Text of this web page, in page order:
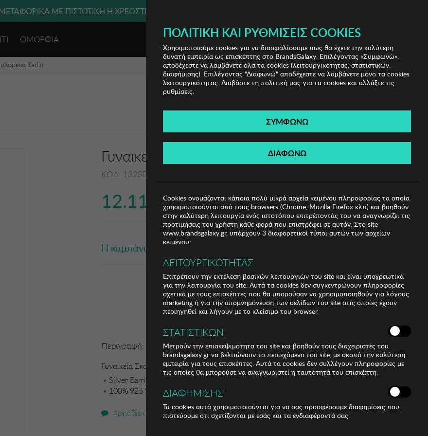
ΜΕ ΠΙΣΤΩΤΙΚΗ Ή ΧΡΕΩΣΤΙΚΗ ΚΑΡΤΑ, PAYPAL & IRIS!
ΟΜΟΡΦΙΑ (0)
Sadie
Γυναικεία Σκουλαρίκια Sadie
ΚΩΔ: 132SDE1561
12.11€
Η καμπάνια έχει λήξει
Περιγραφή:
Γυναικεία Σκουλαρίκια Sadie
Silver Earring
100% 925 STERLING SILVER Size: 10 mm
Χρειάζεστε βοήθεια;
ΠΟΛΙΤΙΚΉ ΚΑΙ ΡΥΘΜΊΣΕΙΣ COOKIES
Χρησιμοποιούμε cookies για να διασφαλίσουμε πως θα έχετε την καλύτερη
δυνατή εμπειρία ως επισκέπτης στο BrandsGalaxy. Επιλέγοντας «Συμφωνώ»,
αποδέχεστε να λαμβάνετε όλα τα cookies (λειτουργικότητας, στατιστικών,
διαφήμισης). Επιλέγοντας "Διαφωνώ" αποδέχεστε να λαμβάνετε μόνο τα cookies
λειτουργικότητας. Διαβάστε τη πολιτική μας για τα cookies και αλλάξτε τις
ρυθμίσεις.
ΣΥΜΦΩΝΩ
ΔΙΑΦΩΝΩ
Cookies ονομάζονται κάποια πολύ μικρά αρχεία κειμένου πληροφορίας τα οποία
χρησιμοποιούνται από τους browsers (Chrome, Mozilla Firefox κλπ) και βοηθούν
στην καλύτερη λειτουργία ενός ιστοτόπου επιτρέποντάς του να αναγνωρίζει τις
προτιμήσεις του χρήστη κάθε φορά που επιστρέφει σε αυτόν. Στο site
www.brandsgalaxy.gr, υπάρχουν 3 διαφορετικοί τύποι αυτών των αρχείων
κειμένου:
ΛΕΙΤΟΥΡΓΙΚΟΤΗΤΑΣ
Επιτρέπουν την εκτέλεση βασικών λειτουργιών του site και είναι υποχρεωτικά
για την λειτουργία του site. Αυτά τα cookies δεν συγκεντρώνουν πληροφορίες
σχετικά με τους επισκέπτες που θα μπορούσαν να χρησιμοποιηθούν για λόγους
marketing ή για την απομνημόνευση των σελίδων του site στις οποίες έχουν
περιηγηθεί και λήγουν με το κλείσιμο του browser.
ΣΤΑΤΙΣΤΙΚΩΝ
Μετρούν την επισκεψιμότητα του site και βοηθούν τους διαχειριστές του
brandsgalaxy.gr να βελτιώνουν το περιεχόμενο του site, με σκοπό την καλύτερη
εμπειρία για τους επισκέπτες. Αυτά τα cookies δεν συλλέγουν πληροφορίες με
τις οποίες θα μπορούσε να αναγνωριστεί η ταυτότητά του επισκέπτη.
ΔΙΑΦΗΜΙΣΗΣ
Τα cookies αυτά χρησιμοποιούνται για να σας προσφέρουμε διαφημίσεις που
πιστεύουμε ότι σχετίζονται με εσάς και τα ενδιαφέροντά σας.